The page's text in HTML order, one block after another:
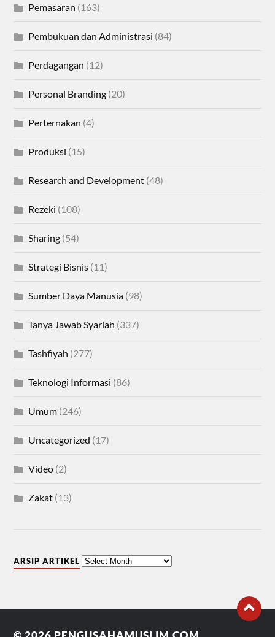
Pemasaran (163)
Pembukuan dan Administrasi (84)
Perdagangan (12)
Personal Branding (20)
Perternakan (4)
Produksi (15)
Research and Development (48)
Rezeki (108)
Sharing (54)
Strategi Bisnis (11)
Sumber Daya Manusia (98)
Tanya Jawab Syariah (337)
Tashfiyah (277)
Teknologi Informasi (86)
Umum (246)
Uncategorized (17)
Video (2)
Zakat (13)
ARSIP ARTIKEL